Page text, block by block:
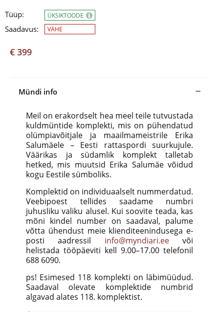
Tüüp:
Saadavus:
ÜKSIKTOODE
VÄHE
€ 399
Mündi info
Meil on erakordselt hea meel teile tutvustada
kuldmüntide komplekti, mis on pühendatud
olümpiavõitjale ja maailmameistrile Erika
Salumäele – Eesti rattaspordi suurkujule.
Väärikas ja südamlik komplekt talletab
hetked, mis muutsid Erika Salumäe võidud
kogu Eestile sümboliks.
Komplektid on individuaalselt nummerdatud.
Veebipoest tellides saadame numbri
juhusliku valiku alusel. Kui soovite teada, kas
mõni kindel number on saadaval, palume
võtta ühendust meie klienditeenindusega e-
posti aadressil info@myndiari.eevõi
helistada tööpäeviti kell 9.00–17.00 telefonil
688 6090.
ps! Esimesed 118 komplekti on läbimüüdud.
Saadaval olevate komplektide numbrid
algavad alates 118. komplektist.